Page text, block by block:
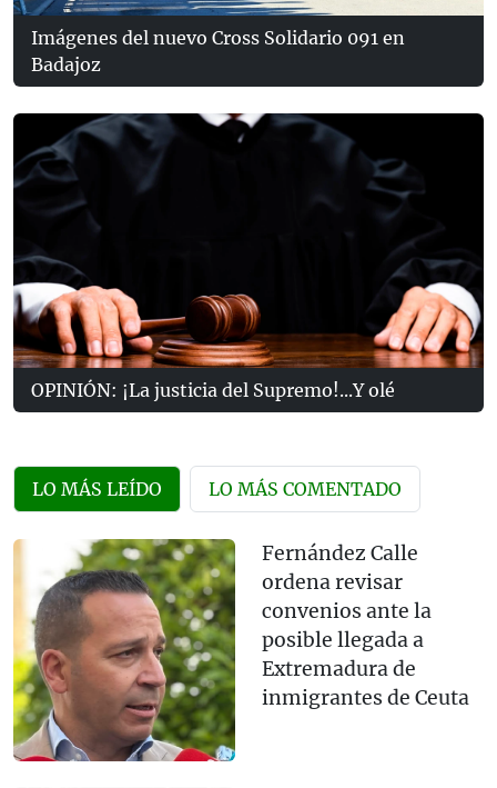
Imágenes del nuevo Cross Solidario 091 en
Badajoz
OPINIÓN: ¡La justicia del Supremo!...Y olé
LO MÁS LEÍDO LO MÁS COMENTADO
Fernández Calle
ordena revisar
convenios ante la
posible llegada a
Extremadura de
inmigrantes de Ceuta